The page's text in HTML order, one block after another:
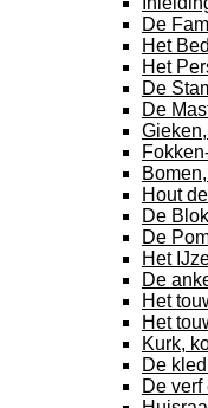
De
Het
Het
De
De
Hout
De
De
Het
De
Het
Het
Kurk,
De
De verf